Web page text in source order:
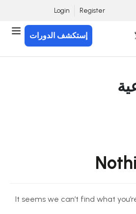
Register
Login
إستكشف الدورات
It seems we can’t find what